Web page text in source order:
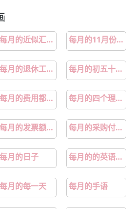
第2章：商品好送货员:是你
第4章：商品好送货员:报应
我 第6章：漂亮宝贝的三合会：扔垃圾
第7章：漂亮宝贝的三合会：醒了
第9章：漂亮宝贝的三合会：不痛 第10章：漂亮宝贝的三合会：彼得潘
第13章：漂亮宝贝的三合会：跑路 第14章：少年时代的梦境：梦
每月的近似汇率怎么得到 每月的11月份底会清算融资股票吗
每月的退休工资不取有什么影响吗 每月的初五十四二十三是月忌日吗
每月的费用都要给会计做账吗 每月的四个理发黄金日
每月的发票额度什么时候更新 每月的采购付款计划是谁做
每月的日子 每月的的英语怎么写
每月的每一天 每月的手语